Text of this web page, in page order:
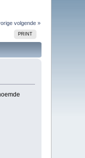
volgende »
PRINT